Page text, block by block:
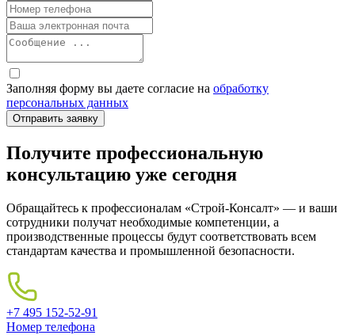
Заполняя форму вы даете согласие на обработку
персональных данных
Получите профессиональную
консультацию уже сегодня
Обращайтесь к профессионалам «Строй-Консалт» — и ваши
сотрудники получат необходимые компетенции, а
производственные процессы будут соответствовать всем
стандартам качества и промышленной безопасности.
+7 495 152-52-91
Номер телефона